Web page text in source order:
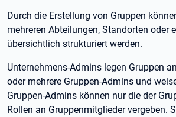
Durch die Erstellung von Gruppen
mehreren Abteilungen, Standorten oder
übersichtlich strukturiert werden.
Unternehmens-Admins legen Gruppen
oder mehrere Gruppen-Admins und
Gruppen-Admins können nur die der
Rollen an Gruppenmitglieder vergeben.